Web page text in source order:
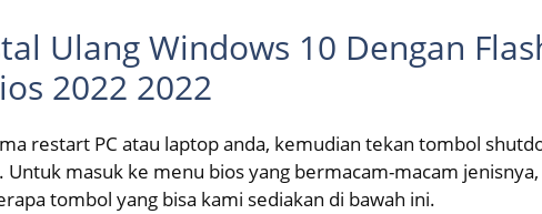
Ulang Windows 10 Dengan
2022 2022
restart PC atau laptop anda, kemudian tekan tombol
Untuk masuk ke menu bios yang bermacam-macam jenisnya,
tombol yang bisa kami sediakan di bawah ini.